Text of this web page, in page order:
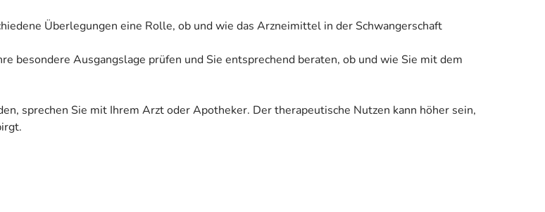
Überlegungen eine Rolle, ob und wie das Arzneimittel in der Schwangerschaft
besondere Ausgangslage prüfen und Sie entsprechend beraten, ob und wie Sie mit dem
sprechen Sie mit Ihrem Arzt oder Apotheker. Der therapeutische Nutzen kann höher sein,